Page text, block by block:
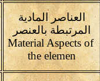
العناصر المادية
المرتبطة بالعنصر
Material Aspects of
the elemen